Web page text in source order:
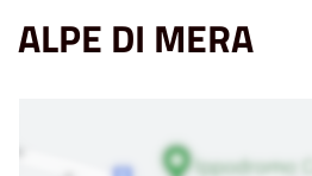
ALPE DI MERA